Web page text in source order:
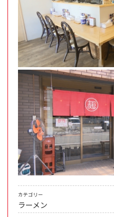
カテゴリー
ラーメン